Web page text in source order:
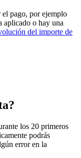
el pago, por ejemplo
aplicado o hay una
del importe de
los 20 primeros
podrás
error en la